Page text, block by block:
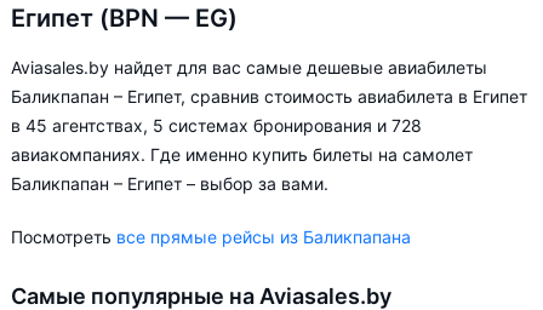
Египет (BPN — EG)
Aviasales.by найдет для вас самые дешевые авиабилеты
Баликпапан – Египет, сравнив стоимость авиабилета в Египет
в 45 агентствах, 5 системах бронирования и 728
авиакомпаниях. Где именно купить билеты на самолет
Баликпапан – Египет – выбор за вами.
Посмотреть все прямые рейсы из Баликпапана
Самые популярные на Aviasales.by